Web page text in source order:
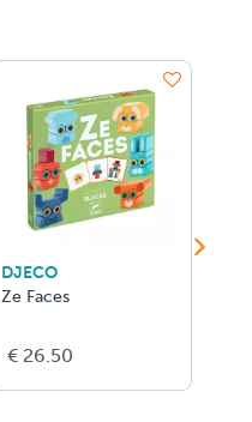
DJECO
Ze Faces
€ 26.50